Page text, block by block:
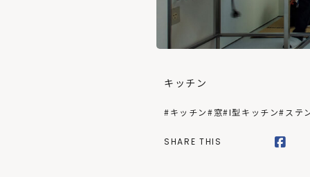
キッチン
#キッチン#窓#I型キッチン#ステ
SHARE THIS